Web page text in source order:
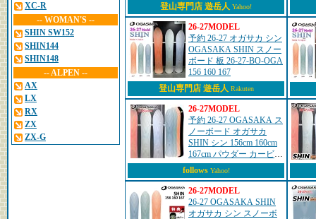
XC-R
-- WOMAN'S --
SHIN SW152
SHIN144
SHIN148
-- ALPEN --
AX
LX
RX
ZX
ZX-G
登山専門店 遊岳人 Yahoo!
26-27MODEL
予約 26-27 オガサカ シン
OGASAKA SHIN スノー
ボード 板 26-27-BO-OGA
156 160 167
登山専門店 遊岳人 Rakuten
26-27MODEL
予約 26-27 OGASAKA ス
ノーボード オガサカ
SHIN シン 156cm 160cm
167cm パウダー カービン
グ オールラウンド スノ
ボ 板 2026 2027 日本正規
品 爆買
follows Yahoo!
26-27MODEL
26-27 OGASAKA SHIN
オガサカ シン スノーボ